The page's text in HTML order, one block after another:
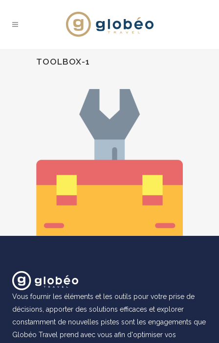
TOOLBOX-1
Vous fournir les éléments et les outils pour votre prise de
décisions, apporter des solutions efficaces et explorer
constamment de nouvelles pistes sont les engagements que
Globéo Travel prend avec vous afin d'optimiser vos